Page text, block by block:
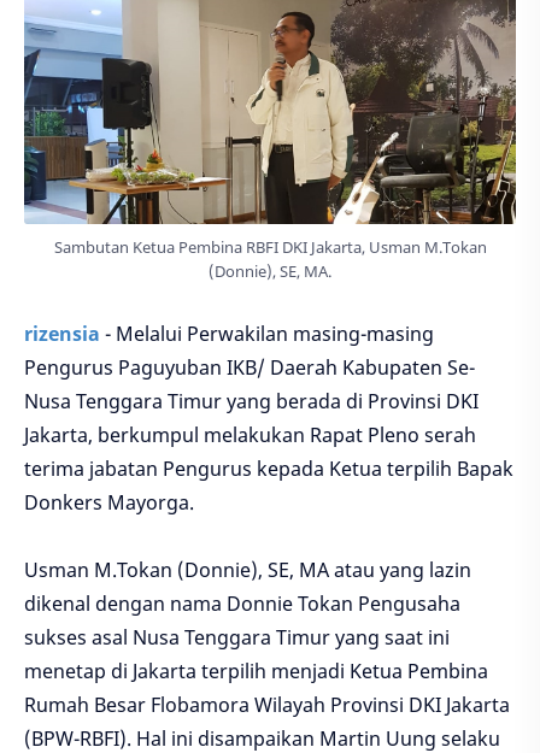
Sambutan Ketua Pembina RBFI DKI Jakarta, Usman M.Tokan
(Donnie), SE, MA.
rizensia - Melalui Perwakilan masing-masing
Pengurus Paguyuban IKB/ Daerah Kabupaten Se-
Nusa Tenggara Timur yang berada di Provinsi DKI
Jakarta, berkumpul melakukan Rapat Pleno serah
terima jabatan Pengurus kepada Ketua terpilih Bapak
Donkers Mayorga.
Usman M.Tokan (Donnie), SE, MA atau yang lazin
dikenal dengan nama Donnie Tokan Pengusaha
sukses asal Nusa Tenggara Timur yang saat ini
menetap di Jakarta terpilih menjadi Ketua Pembina
Rumah Besar Flobamora Wilayah Provinsi DKI Jakarta
(BPW-RBFI). Hal ini disampaikan Martin Uung selaku